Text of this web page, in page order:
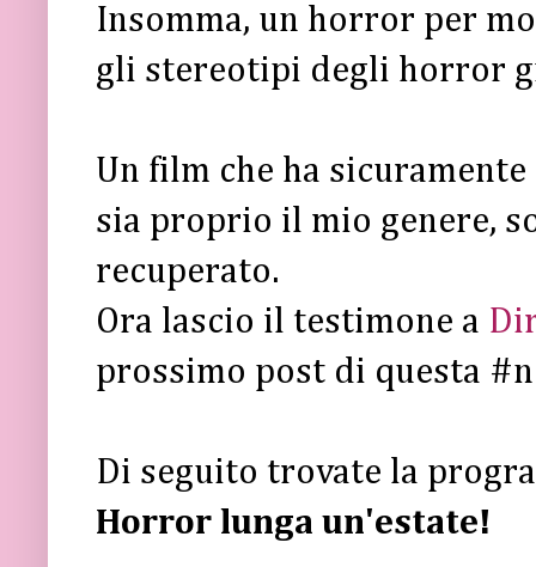
Insomma, un horror per
gli stereotipi degli horror
Un film che ha
sia proprio il mio genere,
recuperato.
Ora lascio il testimone a
prossimo post di questa
Di seguito trovate la
Horror lunga un'estate!